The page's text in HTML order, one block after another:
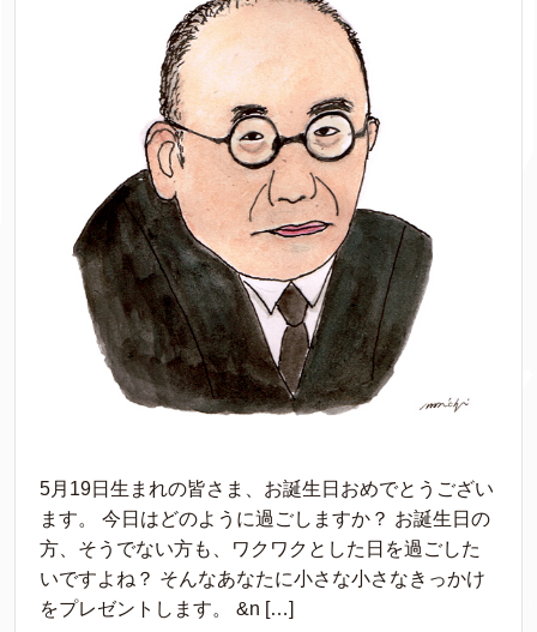
5月19日生まれの皆さま、お誕生日おめでとうござい
ます。 今日はどのように過ごしますか？ お誕生日の
方、そうでない方も、ワクワクとした日を過ごした
いですよね？ そんなあなたに小さな小さなきっかけ
をプレゼントします。 &n […]